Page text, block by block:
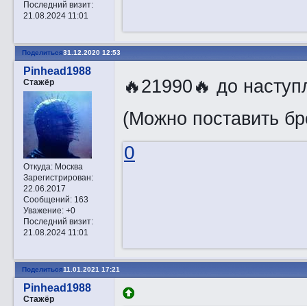
Последний визит:
21.08.2024 11:01
Поделиться31.12.2020 12:53
Pinhead1988
Стажёр
Откуда:Москва
Зарегистрирован:
22.06.2017
Сообщений:163
Уважение: +0
Последний визит:
21.08.2024 11:01
🔥21990🔥 до
(Можно поставить
0
Поделиться11.01.2021 17:21
Pinhead1988
Стажёр